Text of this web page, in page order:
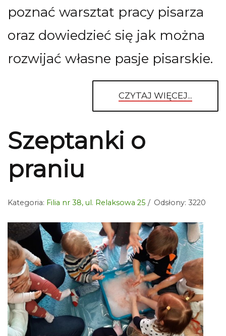
poznać warsztat pracy pisarza
oraz dowiedzieć się jak można
rozwijać własne pasje pisarskie.
CZYTAJ WIĘCEJ...
Szeptanki o
praniu
Kategoria: Filia nr 38, ul. Relaksowa 25 Odsłony: 3220